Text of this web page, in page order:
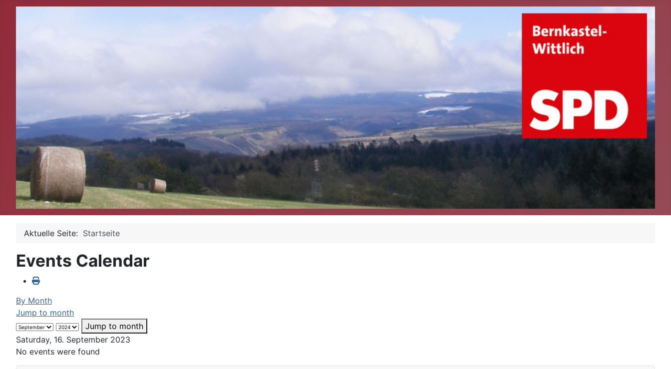
Aktuelle Seite: Startseite
Events Calendar
By Month
Jump to month
Jump to month
Saturday, 16. September 2023
No events were found